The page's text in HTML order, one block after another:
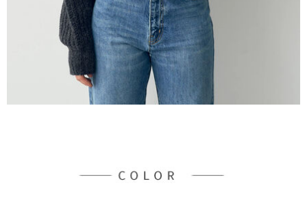
權轉讓予恩沛科技股份有限公司。
２．關於個人資料處理事宜，請瀏覽以下網址：
https://aftee.tw/terms/#terms3
３．未成年的使用者請事先徵得法定代理人或監護人之同意方可使用
「AFTEE先享後付」，若未經同意申辦者引起之損失，本公司不負相關責
４．使用「AFTEE先享後付」時，將依據個別帳號之用戶狀況，依本公司即
時審查核予不同之上限額度；若仍有額度不足之情形，本公司將視審查結果
請求用戶進行身份認證。
每筆NT$60，滿NT$888(含以上)免運費
每筆NT$90，滿NT$888(含以上)免運費